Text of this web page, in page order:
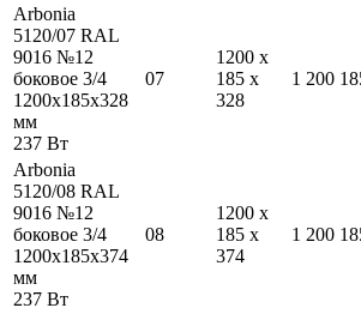
Arbonia
5120/07 RAL
9016 №12
боковое 3/4
1200x185x328
мм
237 Вт
07
1200 x
185 x
328
1 200
Arbonia
5120/08 RAL
9016 №12
боковое 3/4
1200x185x374
мм
237 Вт
08
1200 x
185 x
374
1 200